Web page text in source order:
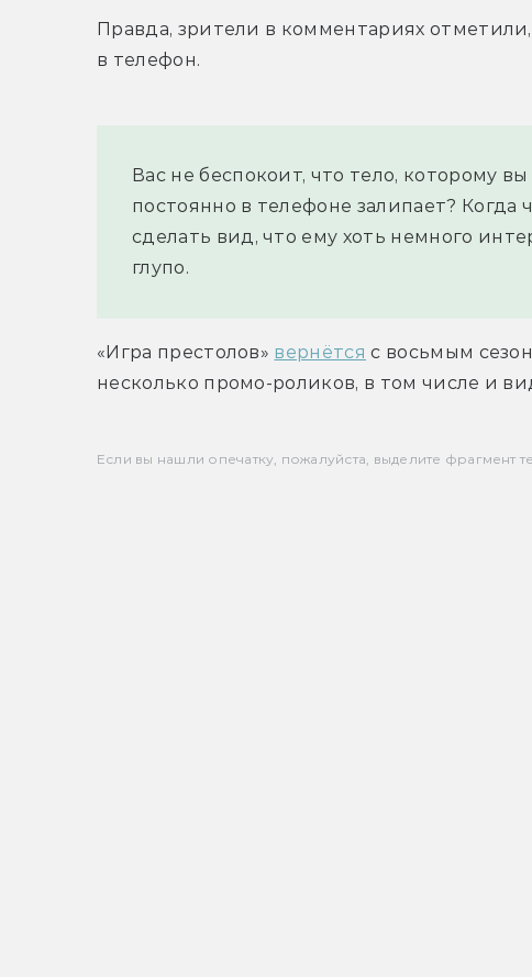
Правда, зрители в комментариях
в телефон.
Вас не беспокоит, что тело, которому
постоянно в телефоне залипает?
сделать вид, что ему хоть немного
глупо.
«Игра престолов» вернётся с восьмым
несколько промо-роликов, в том числе и
Если вы нашли опечатку, пожалуйста, выделите фрагмент